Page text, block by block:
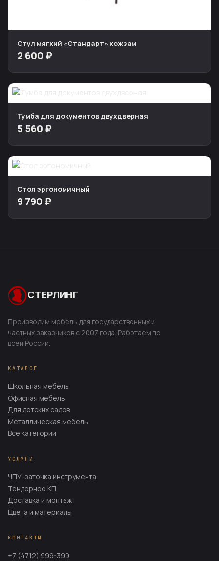
Стул мягкий «Стандарт» кожзам
2 600 ₽
Тумба для документов двухдверная
5 560 ₽
Стол эргономичный
9 790 ₽
СТЕРЛИНГ
Производим мебель для государственных и
частных заказчиков с 2007 года. Работаем по
всей России.
КАТАЛОГ
Школьная мебель
Офисная мебель
Для детских садов
Металлическая мебель
Все категории
УСЛУГИ
ЧПУ-заточка инструмента
Тендерное КП
Доставка и монтаж
Цвета и материалы
КОНТАКТЫ
+7 (4712) 999-399